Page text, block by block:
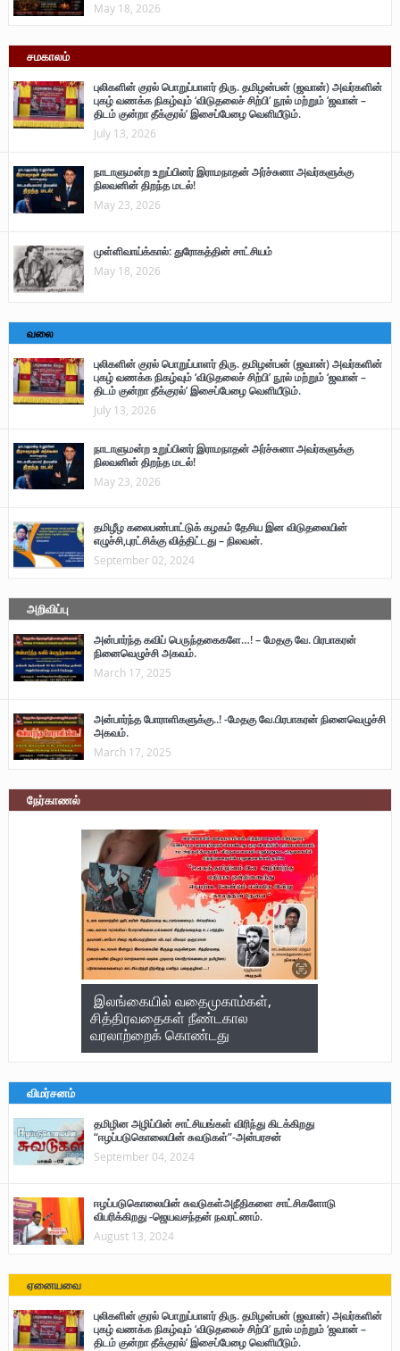
May 18, 2026
சமகாலம்
புலிகளின் குரல் பொறுப்பாளர் திரு. தமிழன்பன் (ஜவான்) அவர்களின்
புகழ் வணக்க நிகழ்வும் ‘விடுதலைச் சிற்பி’ நூல் மற்றும் ‘ஜவான் –
திடம் குன்றா தீக்குரல்’ இசைப்பேழை வெளியீடும்.
July 13, 2026
நாடாளுமன்ற உறுப்பினர் இராமநாதன் அர்ச்சுனா அவர்களுக்கு
நிலவனின் திறந்த மடல்!
May 23, 2026
முள்ளிவாய்க்கால்: துரோகத்தின் சாட்சியம்
May 18, 2026
வலை
புலிகளின் குரல் பொறுப்பாளர் திரு. தமிழன்பன் (ஜவான்) அவர்களின்
புகழ் வணக்க நிகழ்வும் ‘விடுதலைச் சிற்பி’ நூல் மற்றும் ‘ஜவான் –
திடம் குன்றா தீக்குரல்’ இசைப்பேழை வெளியீடும்.
July 13, 2026
நாடாளுமன்ற உறுப்பினர் இராமநாதன் அர்ச்சுனா அவர்களுக்கு
நிலவனின் திறந்த மடல்!
May 23, 2026
தமிழீழ கலைபண்பாட்டுக் கழகம் தேசிய இன விடுதலையின்
எழுச்சி,புரட்சிக்கு வித்திட்டது – நிலவன்.
September 02, 2024
அறிவிப்பு
அன்பார்ந்த கவிப் பெருந்தகைகளே…! – மேதகு வே. பிரபாகரன்
நினைவெழுச்சி அகவம்.
March 17, 2025
அன்பார்ந்த போராளிகளுக்கு..! -மேதகு வே.பிரபாகரன் நினைவெழுச்சி
அகவம்.
March 17, 2025
நேர்காணல்
இலங்கையில் வதைமுகாம்கள்,
சித்திரவதைகள் நீண்டகால
வரலாற்றைக் கொண்டது
விமர்சனம்
தமிழின அழிப்பின் சாட்சியங்கள் விரிந்து கிடக்கிறது
“ஈழப்படுகொலையின் சுவடுகள்”-அன்பரசன்
September 04, 2024
ஈழப்படுகொலையின் சுவடுகள்அநீதிகளை சாட்சிகளோடு
விபரிக்கிறது -ஜெயவசந்தன் நவரட்ணம்.
August 13, 2024
ஏனையவை
புலிகளின் குரல் பொறுப்பாளர் திரு. தமிழன்பன் (ஜவான்) அவர்களின்
புகழ் வணக்க நிகழ்வும் ‘விடுதலைச் சிற்பி’ நூல் மற்றும் ‘ஜவான் –
திடம் குன்றா தீக்குரல்’ இசைப்பேழை வெளியீடும்.